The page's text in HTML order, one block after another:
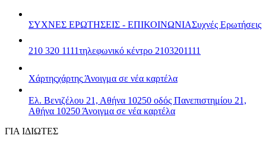
ΣΥΧΝΕΣ ΕΡΩΤΗΣΕΙΣ - ΕΠΙΚΟΙΝΩΝΙΑΣυχνές Ερωτήσεις
210 320 1111τηλεφωνικό κέντρο 2103201111
Χάρτηςχάρτης Άνοιγμα σε νέα καρτέλα
Ελ. Βενιζέλου 21, Αθήνα 10250 οδός Πανεπιστημίου 21,
Αθήνα 10250 Άνοιγμα σε νέα καρτέλα
ΓΙΑ ΙΔΙΩΤΕΣ